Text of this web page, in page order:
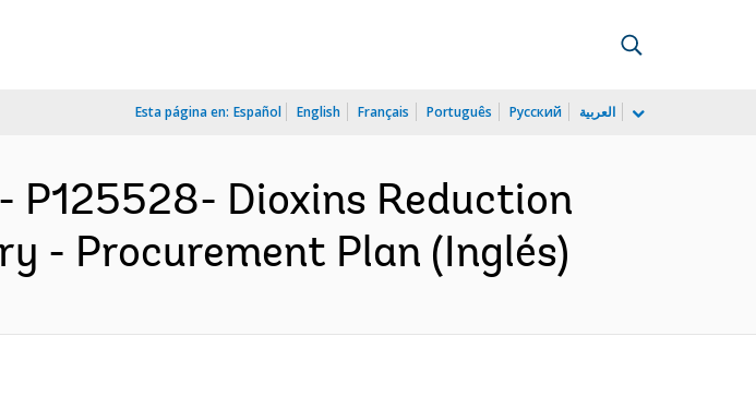
Esta página en: Español English Français Português Русский العربية
P125528- Dioxins Reduction
- Procurement Plan (Inglés)